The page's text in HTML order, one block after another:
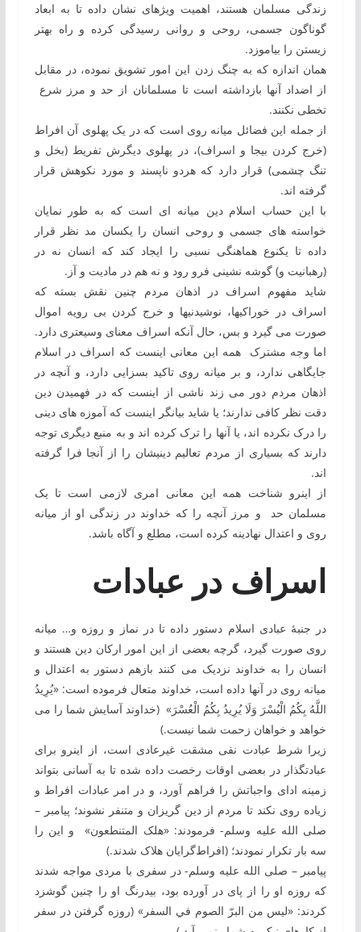
زندگی مسلمان هستند، اهمیت ویژه‏ای نشان داده تا به‏ ابعاد
گوناگون جسمی، روحی و روانی رسیدگی کرده و راه بهتر
زیستن را بیاموزد.
همان اندازه که به ‏چنگ‏ زدن این امور تشویق نموده، در مقابل
از اضداد آن‏ها بازداشته است تا مسلمانان از حد و مرز شرع
تخطی نکنند.
از جمله‏ این فضائل میانه‏ روی است که در یک پهلوی آن افراط
(خرج کردن بیجا و اسراف)، در پهلوی دیگرش تفریط (بخل و
تنگ چشمی) قرار دارد که هردو ناپسند و مورد نکوهش قرار
گرفته‏ اند.
با این حساب اسلام دین میانه ‏ای‏ است که به ‏طور نمایان
خواسته‏ های جسمی و روحی انسان ‏را یکسان مد نظر قرار
داده تا یک‏نوع هماهنگی نسبی ‏را ایجاد کند که انسان نه در
(رهبانیت و) گوشه نشینی فرو رود و نه هم در مادیت و آز.
شاید مفهوم اسراف در اذهان مردم چنین نقش بسته که
اسراف در خوراکی‏ها، نوشیدنی‏ها و خرج کردن بی ‏رویه‏ اموال
صورت می ‏گیرد و بس، حال ‏آنکه اسراف معنای وسیع‏تری دارد.
اما وجه مشترک همه‏ این معانی‏ اینست که اسراف در اسلام
جایگاهی ندارد، و بر میانه روی تاکید بسزایی دارد، و آن‏چه در
اذهان مردم دور می ‏زند ناشی از اینست که در فهمیدن دین
دقت نظر کافی ندارند؛ یا شاید بیانگر اینست که آموزه‏ های دینی
را درک نکرده ‏اند، یا آن‏ها را ترک کرده‏ اند و به‏ منبع دیگری توجه
دارند که بسیاری از مردم تعالیم دینی‏شان را از آن‏جا فرا گرفته
‏اند.
از این‏رو شناخت همه‏ این معانی امری لازمی است تا یک
مسلمان حد و مرز آن‏چه را که خداوند در زندگی او از میانه
‏روی و اعتدال نهادینه کرده ‏است، مطلع و آگاه باشد.
اسراف در عبادات
در جنبۀ عبادی اسلام دستور داده تا در نماز و روزه و… میانه
روی صورت گیرد، گرچه بعضی از این امور ارکان دین هستند و
انسان را به خداوند نزدیک می‏ کنند بازهم دستور به ‏اعتدال و
میانه ‏روی در آنها داده است، خداوند متعال فرموده است: «يُرِيدُ
اللَّهُ بِكُمُ الْيُسْرَ وَلَا يُرِيدُ بِكُمُ الْعُسْرَ» (خداوند آسايش شما را می
‏خواهد و خواهان زحمت شما نيست.)
زیرا شرط عبادت نفی مشقت غیرعادی است، از این‏رو برای
عبادت‏گذار در بعضی اوقات رخصت داده شده تا به‏ آسانی بتواند
زمینه‏ ادای واجباتش را فراهم آورد، و در امر عبادات افراط و
زیاده روی نکند تا مردم از دین گریزان و متنفر نشوند؛ پیامبر –
صلی الله علیه وسلم- فرمودند: «هلک المتنطعون» و این ‏را
سه بار تکرار نمودند؛ (افراط‌گرایان هلاک شدند.)
پیامبر – صلی الله علیه وسلم- در سفری با مردی مواجه شدند
که روزه او را از پای در آورده بود، بی‏درنگ او را چنین گوشزد
کردند: «لیس من البرّ الصوم في السفر» (روزه گرفتن در سفر